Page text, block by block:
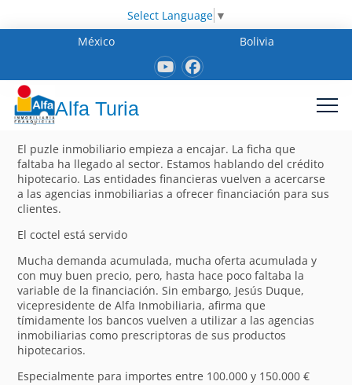
Select Language ▼
México
Bolivia
Alfa Turia
El puzle inmobiliario empieza a encajar. La ficha que
faltaba ha llegado al sector. Estamos hablando del crédito
hipotecario. Las entidades financieras vuelven a acercarse
a las agencias inmobiliarias a ofrecer financiación para sus
clientes.
El coctel está servido
Mucha demanda acumulada, mucha oferta acumulada y
con muy buen precio, pero, hasta hace poco faltaba la
variable de la financiación. Sin embargo, Jesús Duque,
vicepresidente de Alfa Inmobiliaria, afirma que
tímidamente los bancos vuelven a utilizar a las agencias
inmobiliarias como prescriptoras de sus productos
hipotecarios.
Especialmente para importes entre 100.000 y 150.000 €